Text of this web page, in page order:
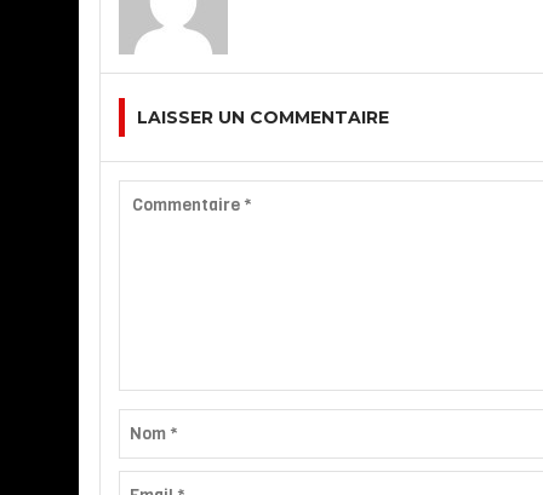
LAISSER UN COMMENTAIRE